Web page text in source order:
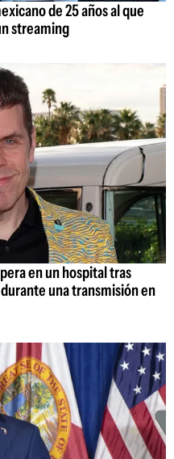
de 25 años al que
streaming
en un hospital tras
una transmisión en